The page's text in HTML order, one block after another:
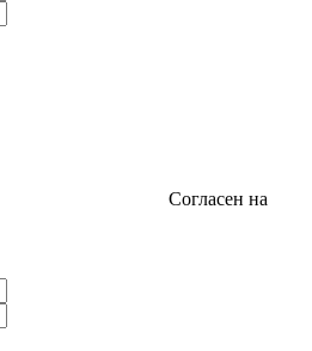
Согласен на